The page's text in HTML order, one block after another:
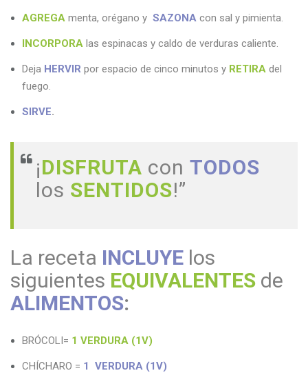
AGREGA menta, orégano y SAZONA con sal y pimienta.
INCORPORA las espinacas y caldo de verduras caliente.
Deja HERVIR por espacio de cinco minutos y RETIRA del
fuego.
SIRVE.
¡DISFRUTA con TODOS
los SENTIDOS!”
La receta INCLUYE los
siguientes EQUIVALENTES de
ALIMENTOS:
BRÓCOLI= 1 VERDURA (1V)
CHÍCHARO = 1 VERDURA (1V)